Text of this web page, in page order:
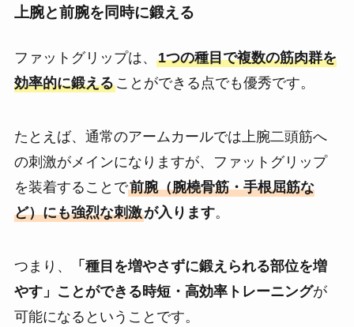
上腕と前腕を同時に鍛える
ファットグリップは、 1つの種目で複数の筋肉群を
効率的に鍛えることができる点でも優秀です。
たとえば、通常のアームカールでは上腕二頭筋へ
の刺激がメインになりますが、ファットグリップ
を装着することで前腕（腕橈骨筋・手根屈筋な
ど）にも強烈な刺激が入ります。
つまり、
「種目を増やさずに鍛えられる部位を増
やす」ことができる時短・高効率トレーニングが
可能になるということです。